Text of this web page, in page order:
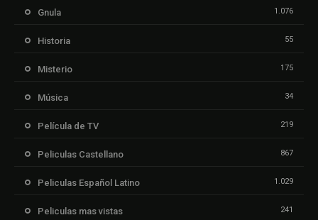
Gnula 1.076
Historia 55
Misterio 175
Música 34
Película de TV 219
Peliculas Castellano 867
Peliculas Español Latino 1.029
Peliculas mas vistas 241